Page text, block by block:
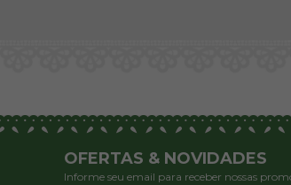
OFERTAS & NOVIDADES
Informe seu email para receber nossas